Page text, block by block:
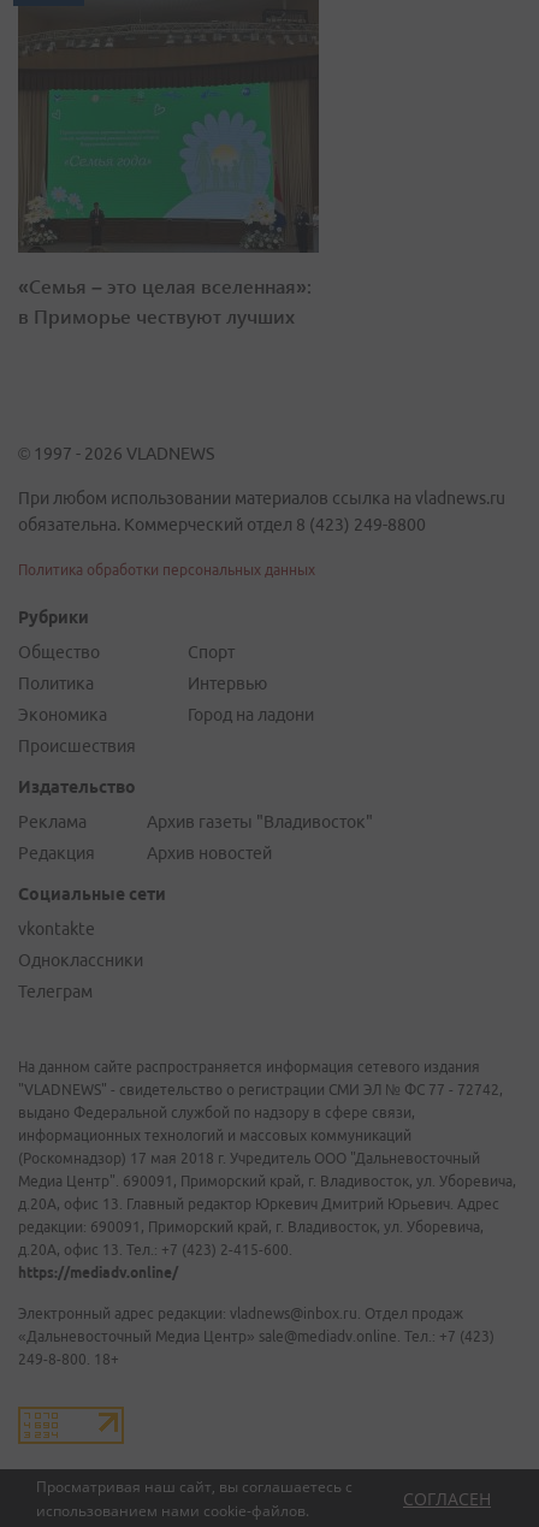
Просматривая наш сайт, вы соглашаетесь с
использованием нами cookie-файлов.
СОГЛАСЕН
«Семья – это целая вселенная»:
в Приморье чествуют лучших
© 1997 - 2026 VLADNEWS
При любом использовании материалов ссылка на vladnews.ru
обязательна. Коммерческий отдел 8 (423) 249-8800
Политика обработки персональных данных
Рубрики
Общество
Политика
Экономика
Происшествия
Спорт
Интервью
Город на ладони
Издательство
Реклама
Редакция
Архив газеты "Владивосток"
Архив новостей
Социальные сети
vkontakte
Одноклассники
Телеграм
На данном сайте распространяется информация сетевого издания
"VLADNEWS" - свидетельство о регистрации СМИ ЭЛ № ФС 77 - 72742,
выдано Федеральной службой по надзору в сфере связи,
информационных технологий и массовых коммуникаций
(Роскомнадзор) 17 мая 2018 г. Учредитель ООО "Дальневосточный
Медиа Центр". 690091, Приморский край, г. Владивосток, ул. Уборевича,
д.20А, офис 13. Главный редактор Юркевич Дмитрий Юрьевич. Адрес
редакции: 690091, Приморский край, г. Владивосток, ул. Уборевича,
д.20А, офис 13. Тел.: +7 (423) 2-415-600.
https://mediadv.online/
Электронный адрес редакции: vladnews@inbox.ru. Отдел продаж
«Дальневосточный Медиа Центр» sale@mediadv.online. Тел.: +7 (423)
249-8-800. 18+